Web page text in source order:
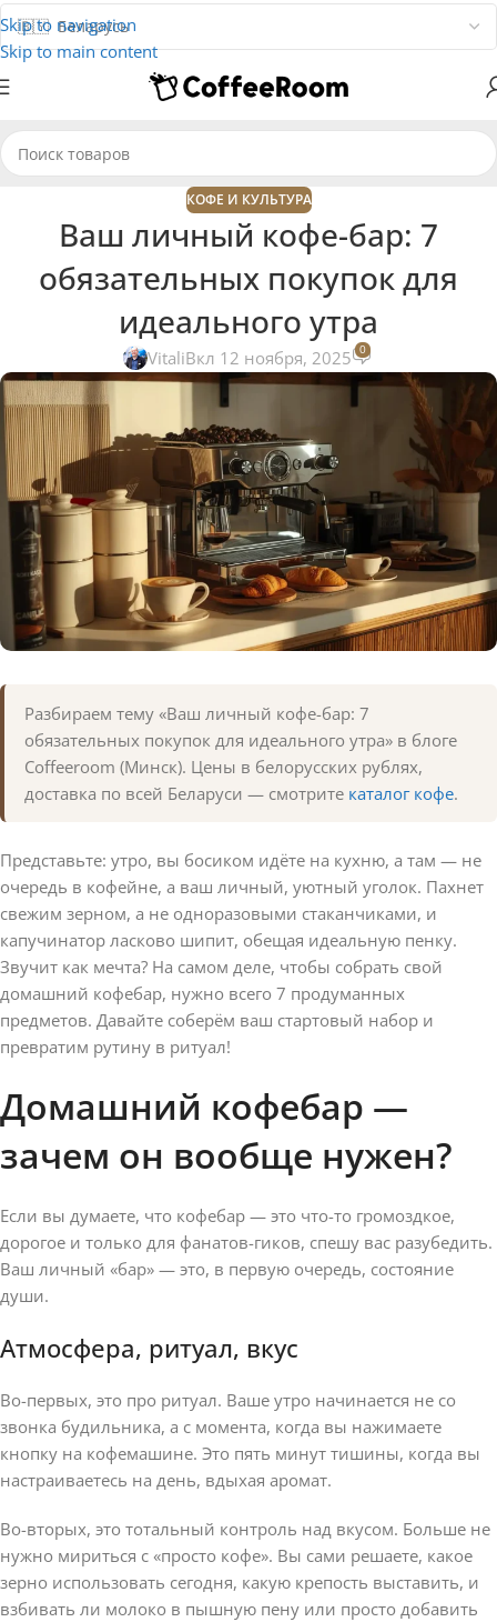
Skip to navigation
Skip to main content
КОФЕ И КУЛЬТУРА
Ваш личный кофе-бар: 7
обязательных покупок для
идеального утра
VitaliВкл 12 ноября, 2025 0
Разбираем тему «Ваш личный кофе-бар: 7
обязательных покупок для идеального утра» в блоге
Coffeeroom (Минск). Цены в белорусских рублях,
доставка по всей Беларуси — смотрите каталог кофе.
Представьте: утро, вы босиком идёте на кухню, а там — не
очередь в кофейне, а ваш личный, уютный уголок. Пахнет
свежим зерном, а не одноразовыми стаканчиками, и
капучинатор ласково шипит, обещая идеальную пенку.
Звучит как мечта? На самом деле, чтобы собрать свой
домашний кофебар, нужно всего 7 продуманных
предметов. Давайте соберём ваш стартовый набор и
превратим рутину в ритуал!
Домашний кофебар —
зачем он вообще нужен?
Если вы думаете, что кофебар — это что-то громоздкое,
дорогое и только для фанатов-гиков, спешу вас разубедить.
Ваш личный «бар» — это, в первую очередь, состояние
души.
Атмосфера, ритуал, вкус
Во-первых, это про ритуал. Ваше утро начинается не со
звонка будильника, а с момента, когда вы нажимаете
кнопку на кофемашине. Это пять минут тишины, когда вы
настраиваетесь на день, вдыхая аромат.
Во-вторых, это тотальный контроль над вкусом. Больше не
нужно мириться с «просто кофе». Вы сами решаете, какое
зерно использовать сегодня, какую крепость выставить, и
взбивать ли молоко в пышную пену или просто добавить